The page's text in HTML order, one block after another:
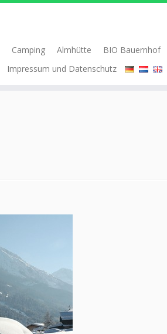
Camping Almhütte BIO Bauernhof
Impressum und Datenschutz